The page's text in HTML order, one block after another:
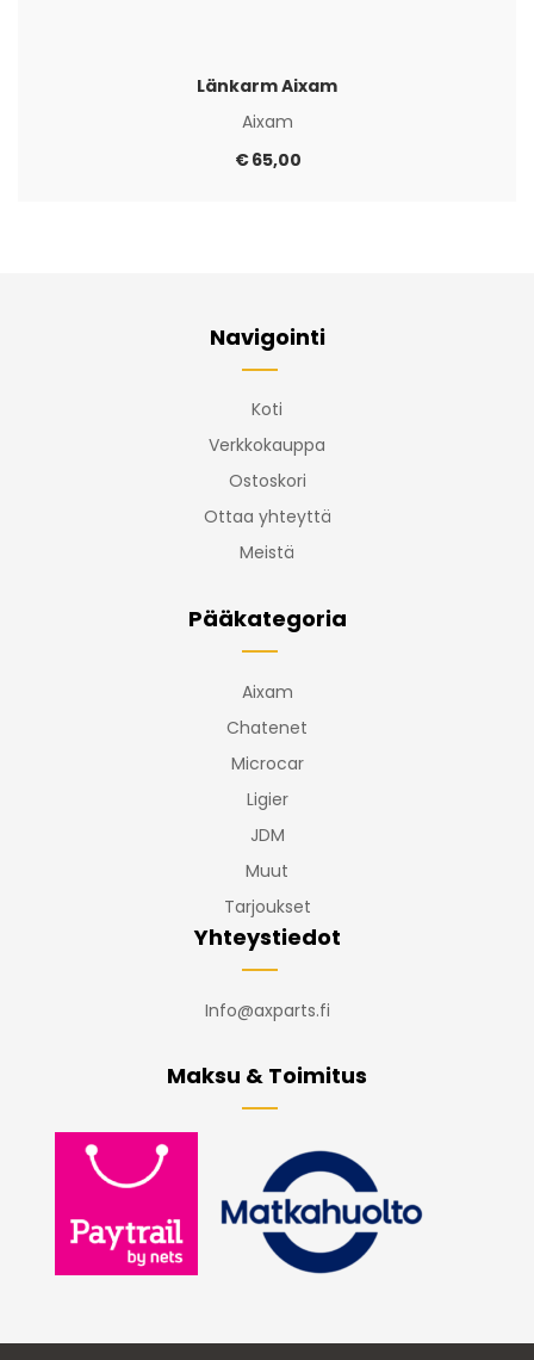
Länkarm Aixam
Aixam
€65,00
Navigointi
Koti
Verkkokauppa
Ostoskori
Ottaa yhteyttä
Meistä
Pääkategoria
Aixam
Chatenet
Microcar
Ligier
JDM
Muut
Tarjoukset
Yhteystiedot
Info@axparts.fi
Maksu & Toimitus